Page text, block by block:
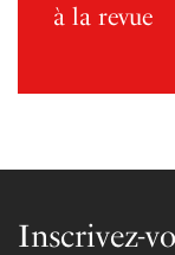
à la revue
Inscrivez-